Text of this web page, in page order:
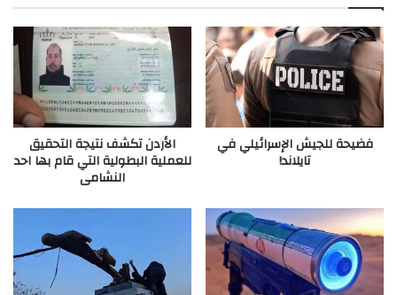
فضيحة للجيش الإسرائيلي في
تايلاند!
الأردن تكشف نتيجة التحقيق
للعملية البطولية التي قام بها احد
النشامى